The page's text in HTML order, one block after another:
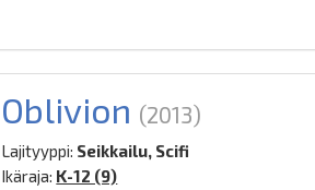
Oblivion (2013)
Lajityyppi: Seikkailu, Scifi
Ikäraja: K-12 (9)